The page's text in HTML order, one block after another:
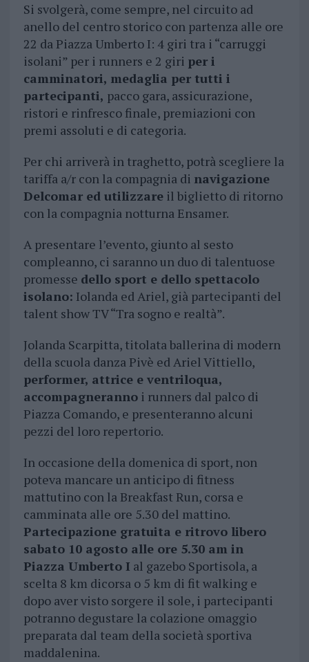
Si svolgerà, come sempre, nel circuito ad
anello del centro storico con partenza alle ore
22 da Piazza Umberto I: 4 giri tra i “carruggi
isolani” per i runners e 2 giri per i
camminatori, medaglia per tutti i
partecipanti, pacco gara, assicurazione,
ristori e rinfresco finale, premiazioni con
premi assoluti e di categoria.
Per chi arriverà in traghetto, potrà scegliere la
tariffa a/r con la compagnia di navigazione
Delcomar ed utilizzareil biglietto di ritorno
con la compagnia notturna Ensamer.
A presentare l’evento, giunto al sesto
compleanno, ci saranno un duo di talentuose
promesse dello sport e dello spettacolo
isolano: Iolanda ed Ariel, già partecipanti del
talent show TV “Tra sogno e realtà”.
Jolanda Scarpitta, titolata ballerina di modern
della scuola danza Pivè ed Ariel Vittiello,
performer, attrice e ventriloqua,
accompagnerannoi runners dal palco di
Piazza Comando, e presenteranno alcuni
pezzi del loro repertorio.
In occasione della domenica di sport, non
poteva mancare un anticipo di fitness
mattutino con la Breakfast Run, corsa e
camminata alle ore 5.30 del mattino.
Partecipazione gratuita e ritrovo libero
sabato 10 agosto alle ore 5.30 am in
Piazza Umberto I al gazebo Sportisola, a
scelta 8 km dicorsa o 5 km di fit walking e
dopo aver visto sorgere il sole, i partecipanti
potranno degustare la colazione omaggio
preparata dal team della società sportiva
maddalenina.